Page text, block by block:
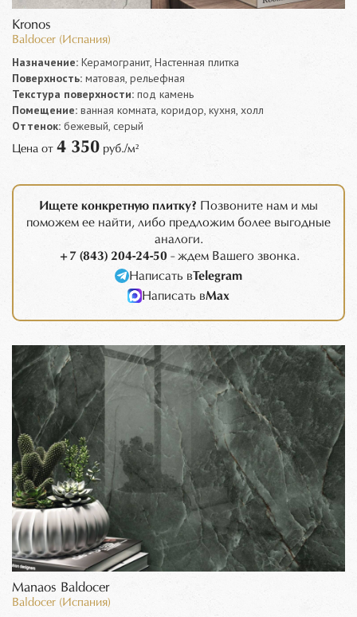
Kronos
Baldocer (Испания)
Назначение: Керамогранит, Настенная плитка
Поверхность: матовая, рельефная
Текстура поверхности: под камень
Помещение: ванная комната, коридор, кухня, холл
Оттенок: бежевый, серый
Цена от 4 350 руб./м²
Ищете конкретную плитку? Позвоните нам и мы
поможем ее найти, либо предложим более выгодные
аналоги.
+7 (843) 204-24-50 - ждем Вашего звонка.
Написать вTelegram
Написать вMax
Manaos Baldocer
Baldocer (Испания)